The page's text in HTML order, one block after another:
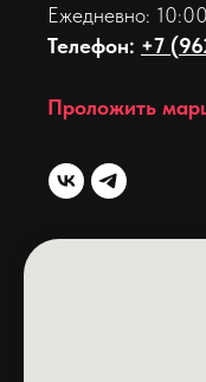
Ежедневно:
Телефон: +7
Проложить